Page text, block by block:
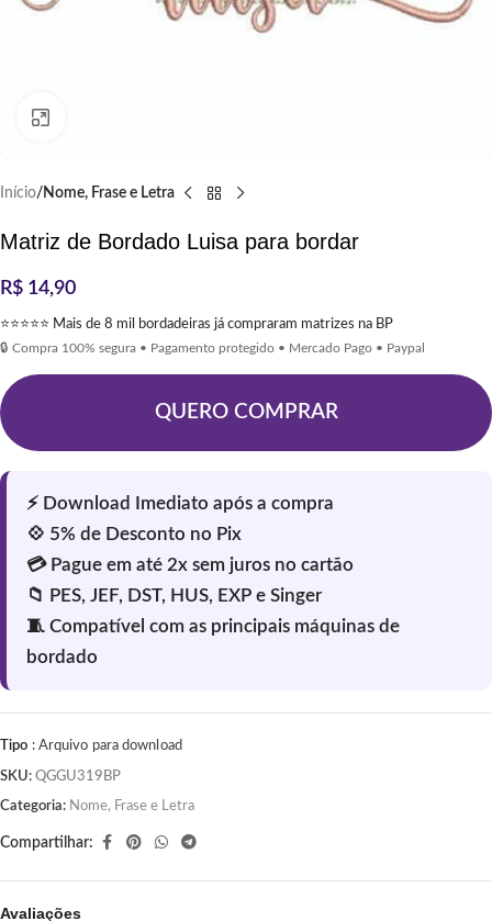
Início Nome, Frase e Letra
Matriz de Bordado Luisa para bordar
R$ 14,90
⭐⭐⭐⭐⭐ Mais de 8 mil bordadeiras já compraram matrizes na BP
🔒 Compra 100% segura • Pagamento protegido • Mercado Pago • Paypal
QUERO COMPRAR
Tipo : Arquivo para download
SKU: QGGU319BP
Categoria: Nome, Frase e Letra
Compartilhar:
Avaliações